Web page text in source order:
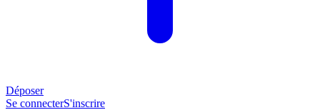
Déposer
Se connecterS'inscrire